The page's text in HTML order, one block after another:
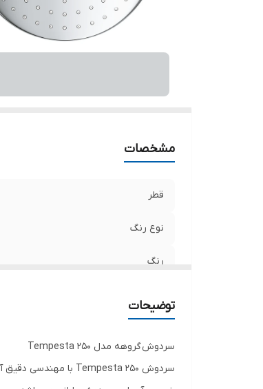
مشخصات
قطر
نوع رنگ
رنگ
توضیحات
سردوش گروهه مدل Tempesta 250
سردوش Tempesta 250 با مهندسی دقیق آلمان ساخته شده و باعث می شود از دوش گرفتن خود لذت بیشتری ببرد.